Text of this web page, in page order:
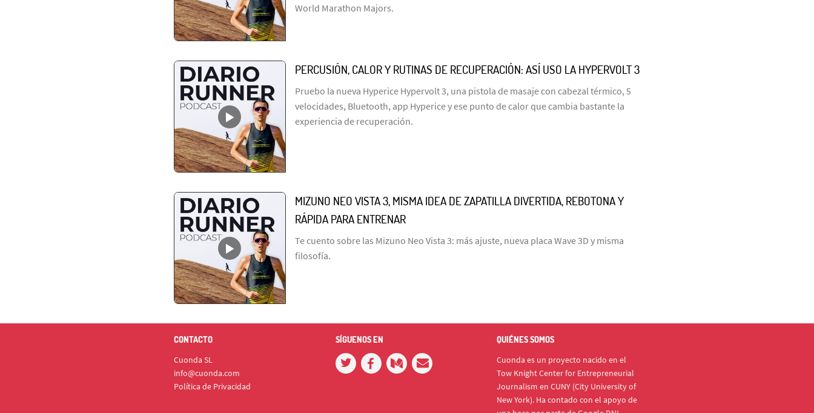
World Marathon Majors.
PERCUSIÓN, CALOR Y RUTINAS DE RECUPERACIÓN: ASÍ USO LA HYPERVOLT 3
Pruebo la nueva Hyperice Hypervolt 3, una pistola de masaje con cabezal térmico, 5
velocidades, Bluetooth, app Hyperice y ese punto de calor que cambia bastante la
experiencia de recuperación.
MIZUNO NEO VISTA 3, MISMA IDEA DE ZAPATILLA DIVERTIDA, REBOTONA Y
RÁPIDA PARA ENTRENAR
Te cuento sobre las Mizuno Neo Vista 3: más ajuste, nueva placa Wave 3D y misma
filosofía.
CONTACTO
Cuonda SL
info@cuonda.com
Política de Privacidad
SÍGUENOS EN QUIÉNES SOMOS
Cuonda es un proyecto nacido en el
Tow Knight Center for Entrepreneurial
Journalism en CUNY (City University of
New York). Ha contado con el apoyo de